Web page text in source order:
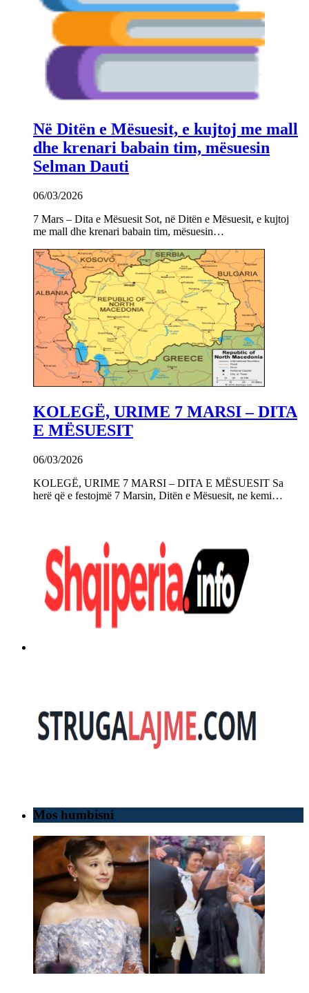
Në Ditën e Mësuesit, e kujtoj me mall
dhe krenari babain tim, mësuesin
Selman Dauti
06/03/2026
7 Mars – Dita e Mësuesit Sot, në Ditën e Mësuesit, e kujtoj
me mall dhe krenari babain tim, mësuesin…
KOLEGË, URIME 7 MARSI – DITA
E MËSUESIT
06/03/2026
KOLEGË, URIME 7 MARSI – DITA E MËSUESIT Sa
herë që e festojmë 7 Marsin, Ditën e Mësuesit, ne kemi…
Mos humbisni